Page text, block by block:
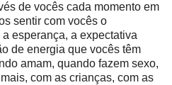
de vocês cada momento em
sentir com vocês o
esperança, a expectativa
de energia que vocês têm
amam, quando fazem sexo,
com as crianças, com as